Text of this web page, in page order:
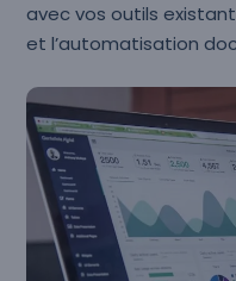
avec vos outils
et l’automatisation